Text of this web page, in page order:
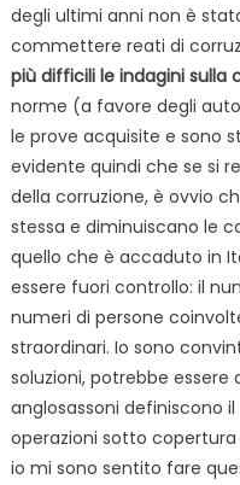
degli ultimi anni non è
commettere reati di
più difficili le indagini sulla
norme (a favore degli
le prove acquisite e sono
evidente quindi che se si
della corruzione, è ovvio
stessa e diminuiscano le
quello che è accaduto in
essere fuori controllo: il
numeri di persone
straordinari. Io sono
soluzioni, potrebbe essere
anglosassoni definiscono il
operazioni sotto
io mi sono sentito fare